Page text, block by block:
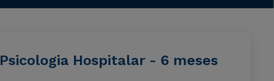
Psicologia Hospitalar - 6 meses